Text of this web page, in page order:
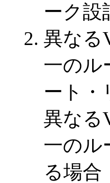
ーク設
異なる
一のル
ート・
異なる
一のル
る場合